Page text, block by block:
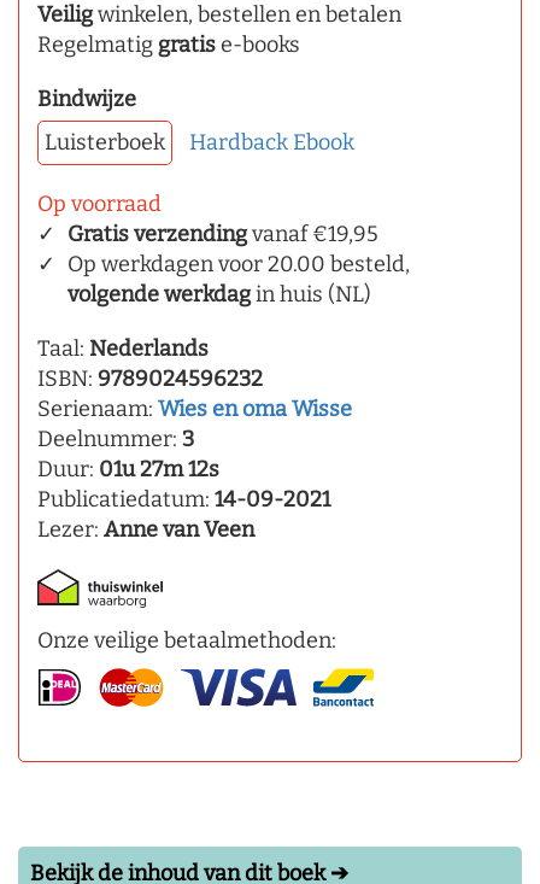
Veiligwinkelen, bestellen en betalen
Regelmatig gratise-books
Bindwijze
Luisterboek
Hardback Ebook
Op voorraad
Gratis verzendingvanaf €19,95
Op werkdagen voor 20.00 besteld,
volgende werkdagin huis (NL)
Taal: Nederlands
ISBN: 9789024596232
Serienaam: Wies en oma Wisse
Deelnummer: 3
Duur: 01u 27m 12s
Publicatiedatum: 14-09-2021
Lezer: Anne van Veen
Onze veilige betaalmethoden:
Bekijk de inhoud van dit boek ➔